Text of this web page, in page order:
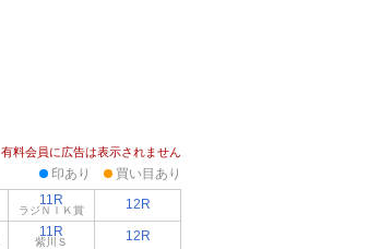
有料会員に広告は表示されません
印あり 買い目あり
11R
ラジＮＩＫ賞 12R
11R
紫川Ｓ 12R